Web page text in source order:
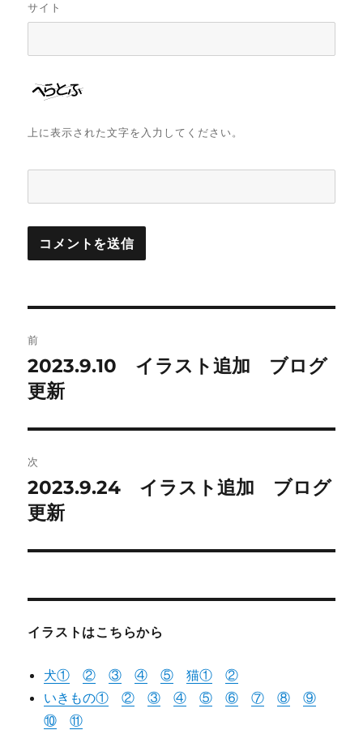
サイト
上に表示された文字を入力してください。
稿
ナ
ビ
ゲ
ー
シ
ン
前
前
の
稿:
2023.9.10 イラスト追加 ブログ
更新
次
次
の
稿:
2023.9.24 イラスト追加 ブログ
更新
イラストはこちらから
犬① ② ③ ④ ⑤ 猫①
②
いきもの①
② ③ ④ ⑤ ⑥ ⑦ ⑧
⑨
⑩
⑪